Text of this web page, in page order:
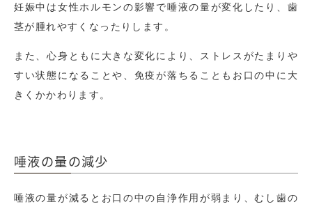
妊娠中は女性ホルモンの影響で唾液の量が変化したり、歯
茎が腫れやすくなったりします。
また、心身ともに大きな変化により、ストレスがたまりや
すい状態になることや、免疫が落ちることもお口の中に大
きくかかわります。
唾液の量の減少
唾液の量が減るとお口の中の自浄作用が弱まり、むし歯の